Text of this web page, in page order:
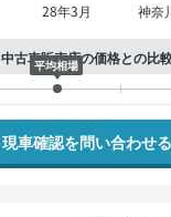
28年3月 神奈
中古車販売店の価格との比
平均相場
現車確認を問い合わせる